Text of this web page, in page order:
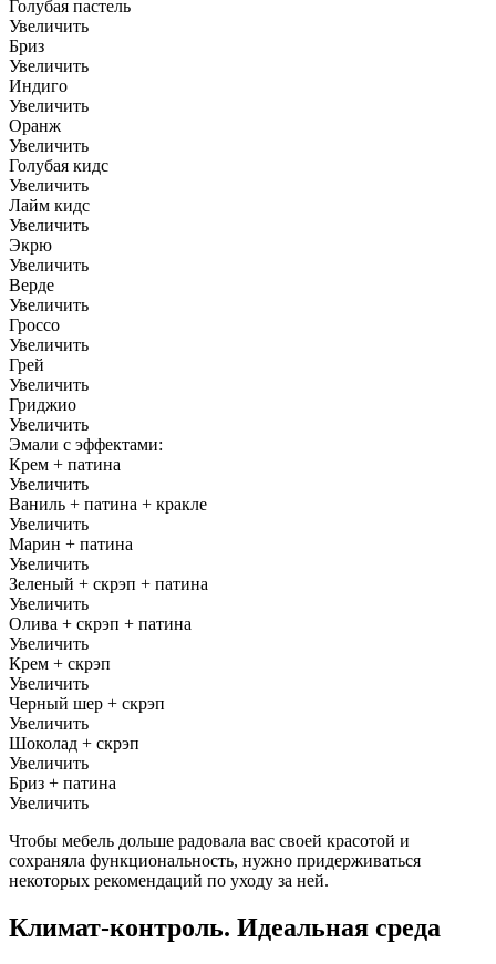
Голубая пастель
Увеличить
Бриз
Увеличить
Индиго
Увеличить
Оранж
Увеличить
Голубая кидс
Увеличить
Лайм кидс
Увеличить
Экрю
Увеличить
Верде
Увеличить
Гроссо
Увеличить
Грей
Увеличить
Гриджио
Увеличить
Эмали с эффектами:
Крем + патина
Увеличить
Ваниль + патина + кракле
Увеличить
Марин + патина
Увеличить
Зеленый + скрэп + патина
Увеличить
Олива + скрэп + патина
Увеличить
Крем + скрэп
Увеличить
Черный шер + скрэп
Увеличить
Шоколад + скрэп
Увеличить
Бриз + патина
Увеличить
Чтобы мебель дольше радовала вас своей красотой и
сохраняла функциональность, нужно придерживаться
некоторых рекомендаций по уходу за ней.
Климат-контроль. Идеальная среда